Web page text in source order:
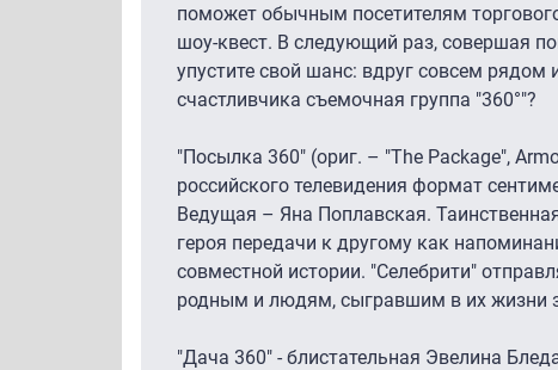
поможет обычным посетителям
шоу-квест. В следующий раз, совершая
упустите свой шанс: вдруг совсем рядом
счастливчика съемочная группа "360°"?
"Посылка 360" (ориг. – "The Package",
российского телевидения формат
Ведущая – Яна Поплавская.
героя передачи к другому как
совместной истории. "Селебрити"
родным и людям, сыгравшим в их жизни
"Дача 360" - блистательная Эвелина